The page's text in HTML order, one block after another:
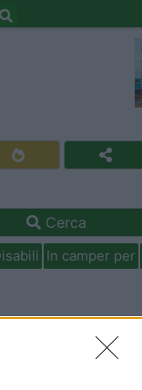
Cerca
In camper per